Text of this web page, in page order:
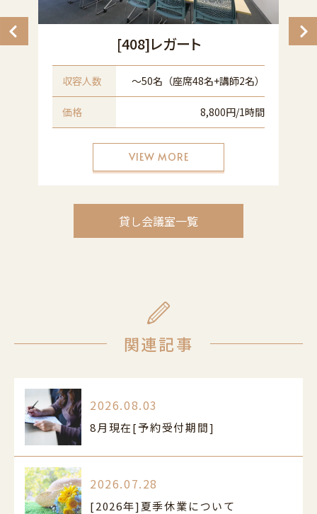
[408]レガート
収容人数 〜50名（座席48名+講師2名）
価格 8,800円/1時間
VIEW MORE
貸し会議室一覧
関連記事
2026.08.03
8月現在[予約受付期間]
2026.07.28
[2026年]夏季休業について